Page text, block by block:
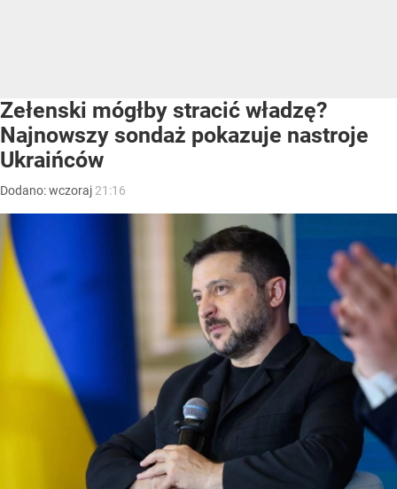
Zełenski mógłby stracić władzę?
Najnowszy sondaż pokazuje nastroje
Ukraińców
Dodano:wczoraj 21:16